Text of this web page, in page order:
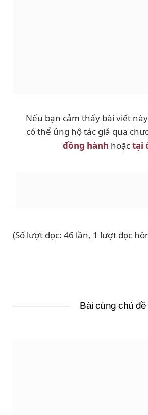
Nếu bạn cảm thấy bài viết
có thể ủng hộ tác giả qua
đồng hành hoặctại
(Số lượt đọc: 46 lần, 1 lượt đọc
Bài cùng chủ đề